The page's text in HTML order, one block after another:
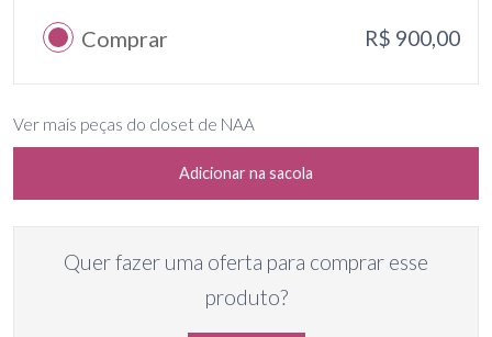
Comprar R$ 900,00
Ver mais peças do closet de NAA
Adicionar na sacola
Quer fazer uma oferta para comprar esse
produto?